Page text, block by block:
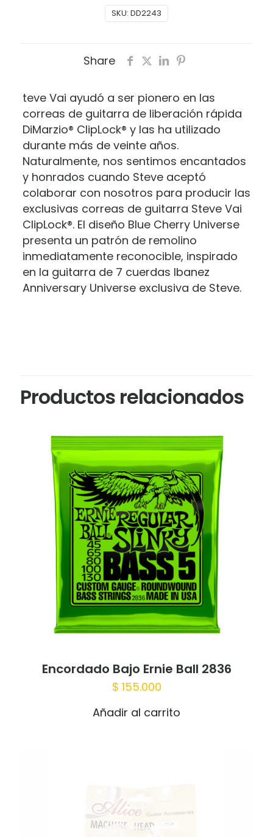
SKU: DD2243
Share
teve Vai ayudó a ser pionero en las
correas de guitarra de liberación rápida
DiMarzio® ClipLock® y las ha utilizado
durante más de veinte años.
Naturalmente, nos sentimos encantados
y honrados cuando Steve aceptó
colaborar con nosotros para producir las
exclusivas correas de guitarra Steve Vai
ClipLock®. El diseño Blue Cherry Universe
presenta un patrón de remolino
inmediatamente reconocible, inspirado
en la guitarra de 7 cuerdas Ibanez
Anniversary Universe exclusiva de Steve.
Productos relacionados
Encordado Bajo Ernie Ball 2836
$ 155.000
Añadir al carrito